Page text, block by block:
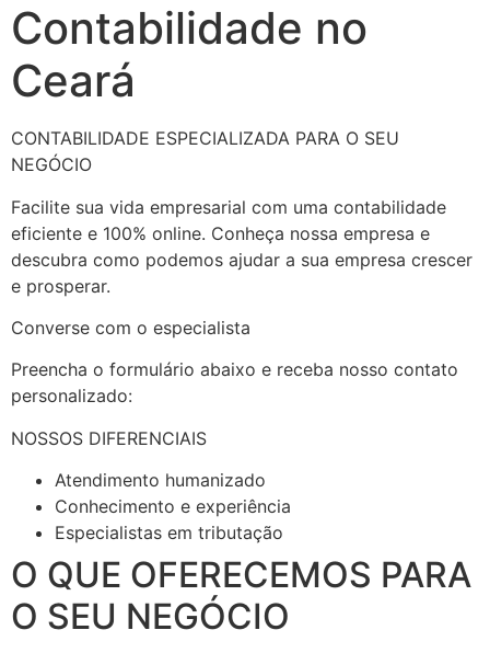
Contabilidade no
Ceará
CONTABILIDADE ESPECIALIZADA PARA O SEU
NEGÓCIO
Facilite sua vida empresarial com uma contabilidade
eficiente e 100% online. Conheça nossa empresa e
descubra como podemos ajudar a sua empresa crescer
e prosperar.
Converse com o especialista
Preencha o formulário abaixo e receba nosso contato
personalizado:
NOSSOS DIFERENCIAIS
Atendimento humanizado
Conhecimento e experiência
Especialistas em tributação
O QUE OFERECEMOS PARA
O SEU NEGÓCIO